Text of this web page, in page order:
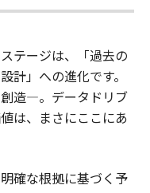
テージは、「過去の
計」への進化です。
造―。データドリブ
は、まさにここにあ
確な根拠に基づく予